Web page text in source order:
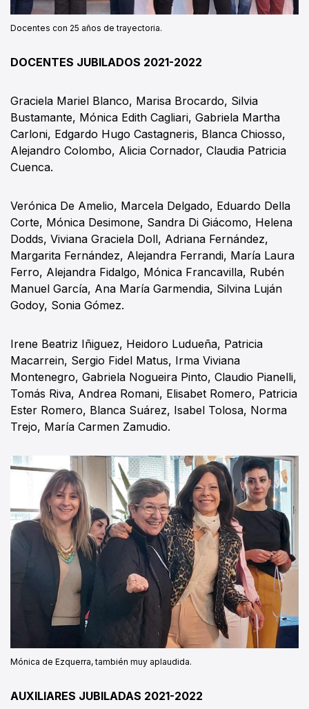
Docentes con 25 años de trayectoria.
DOCENTES JUBILADOS 2021-2022
Graciela Mariel Blanco, Marisa Brocardo, Silvia
Bustamante, Mónica Edith Cagliari, Gabriela Martha
Carloni, Edgardo Hugo Castagneris, Blanca Chiosso,
Alejandro Colombo, Alicia Cornador, Claudia Patricia
Cuenca.
Verónica De Amelio, Marcela Delgado, Eduardo Della
Corte, Mónica Desimone, Sandra Di Giácomo, Helena
Dodds, Viviana Graciela Doll, Adriana Fernández,
Margarita Fernández, Alejandra Ferrandi, María Laura
Ferro, Alejandra Fidalgo, Mónica Francavilla, Rubén
Manuel García, Ana María Garmendia, Silvina Luján
Godoy, Sonia Gómez.
Irene Beatriz Iñiguez, Heidoro Ludueña, Patricia
Macarrein, Sergio Fidel Matus, Irma Viviana
Montenegro, Gabriela Nogueira Pinto, Claudio Pianelli,
Tomás Riva, Andrea Romani, Elisabet Romero, Patricia
Ester Romero, Blanca Suárez, Isabel Tolosa, Norma
Trejo, María Carmen Zamudio.
Mónica de Ezquerra, también muy aplaudida.
AUXILIARES JUBILADAS 2021-2022